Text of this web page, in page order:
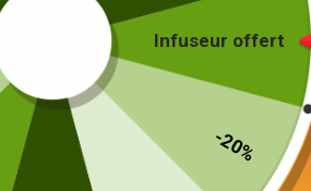
Théière en Fonte Wazuqu
Hira Arare 1.1L
299,00
19 en stock
Infuseur offert
-20%